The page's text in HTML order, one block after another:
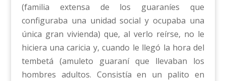
(familia extensa de los guaraníes que
configuraba una unidad social y ocupaba una
única gran vivienda) que, al verlo reírse, no le
hiciera una caricia y, cuando le llegó la hora del
tembetá (amuleto guaraní que llevaban los
hombres adultos. Consistía en un palito en